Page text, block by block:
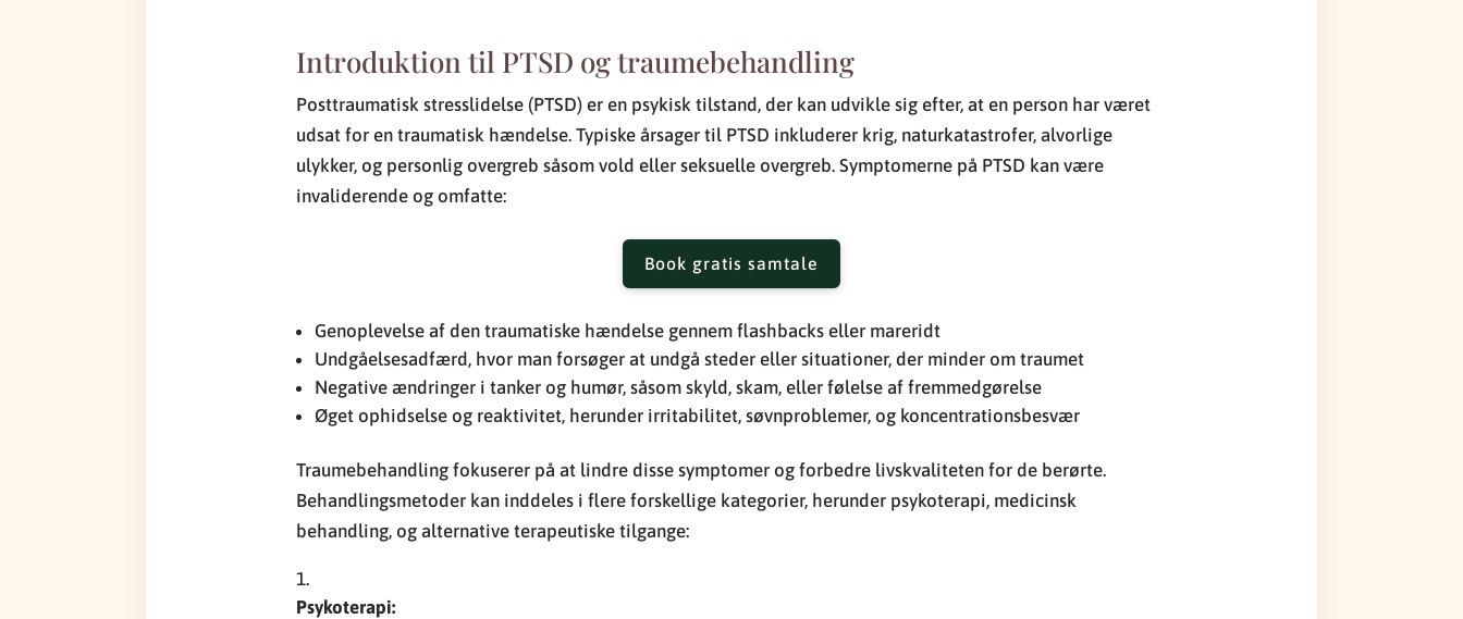
Introduktion til PTSD og traumebehandling
Posttraumatisk stresslidelse (PTSD) er en psykisk tilstand, der kan udvikle sig efter, at en person har været
udsat for en traumatisk hændelse. Typiske årsager til PTSD inkluderer krig, naturkatastrofer, alvorlige
ulykker, og personlig overgreb såsom vold eller seksuelle overgreb. Symptomerne på PTSD kan være
invaliderende og omfatte:
Book gratis samtale
Genoplevelse af den traumatiske hændelse gennem flashbacks eller mareridt
Undgåelsesadfærd, hvor man forsøger at undgå steder eller situationer, der minder om traumet
Negative ændringer i tanker og humør, såsom skyld, skam, eller følelse af fremmedgørelse
Øget ophidselse og reaktivitet, herunder irritabilitet, søvnproblemer, og koncentrationsbesvær
Traumebehandling fokuserer på at lindre disse symptomer og forbedre livskvaliteten for de berørte.
Behandlingsmetoder kan inddeles i flere forskellige kategorier, herunder psykoterapi, medicinsk
behandling, og alternative terapeutiske tilgange:
Psykoterapi: